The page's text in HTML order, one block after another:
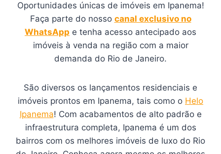
Oportunidades únicas de imóveis em Ipanema!
Faça parte do nosso canal exclusivo no
WhatsApp e tenha acesso antecipado aos
imóveis à venda na região com a maior
demanda do Rio de Janeiro.
São diversos os lançamentos residenciais e
imóveis prontos em Ipanema, tais como o Helo
Ipanema! Com acabamentos de alto padrão e
infraestrutura completa, Ipanema é um dos
bairros com os melhores imóveis de luxo do Rio